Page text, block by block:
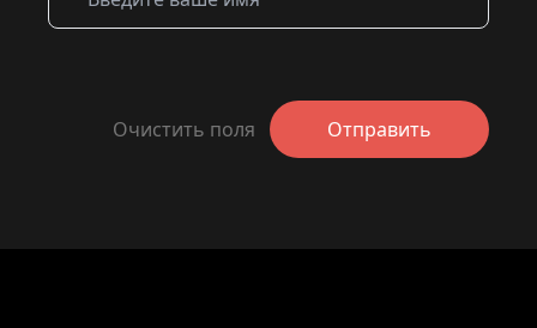
Очистить поля Отправить